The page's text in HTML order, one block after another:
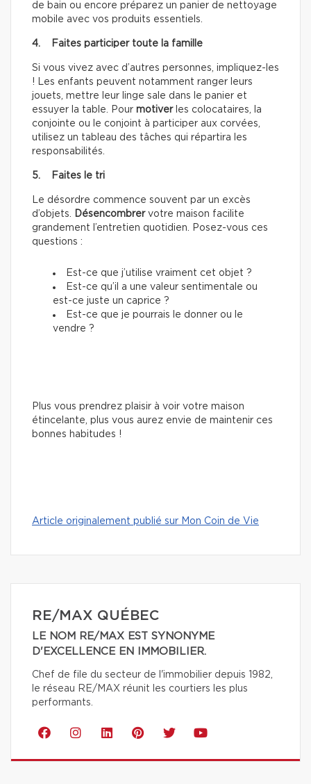
de bain ou encore préparez un panier de nettoyage
mobile avec vos produits essentiels.
4. Faites participer toute la famille
Si vous vivez avec d’autres personnes, impliquez-les
! Les enfants peuvent notamment ranger leurs
jouets, mettre leur linge sale dans le panier et
essuyer la table. Pour motiverles colocataires, la
conjointe ou le conjoint à participer aux corvées,
utilisez un tableau des tâches qui répartira les
responsabilités.
5. Faites le tri
Le désordre commence souvent par un excès
d’objets. Désencombrervotre maison facilite
grandement l’entretien quotidien. Posez-vous ces
questions :
Est-ce que j’utilise vraiment cet objet ?
Est-ce qu’il a une valeur sentimentale ou
est-ce juste un caprice ?
Est-ce que je pourrais le donner ou le
vendre ?
Plus vous prendrez plaisir à voir votre maison
étincelante, plus vous aurez envie de maintenir ces
bonnes habitudes !
Article originalement publié sur Mon Coin de Vie
RE/MAX QUÉBEC
LE NOM RE/MAX EST SYNONYME
D'EXCELLENCE EN IMMOBILIER.
Chef de file du secteur de l'immobilier depuis 1982,
le réseau RE/MAX réunit les courtiers les plus
performants.